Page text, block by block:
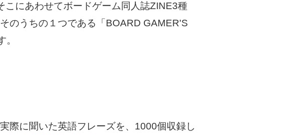
にあわせてボードゲーム同人誌ZINE3種
のうちの１つである「BOARD GAMER'S
際に聞いた英語フレーズを、1000個収録し